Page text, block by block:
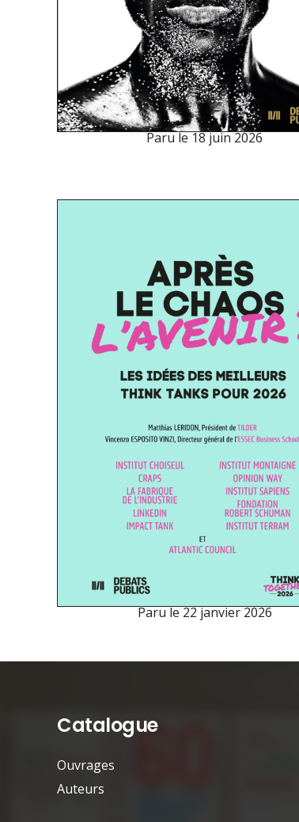
Paru le18 juin 2026
Paru le22 janvier 2026
Catalogue
Ouvrages
Auteurs